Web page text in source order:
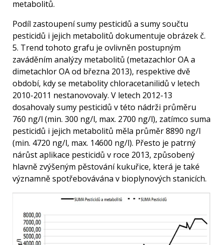
metabolitů.
Podíl zastoupení sumy pesticidů a sumy součtu
pesticidů i jejich metabolitů dokumentuje obrázek č.
5. Trend tohoto grafu je ovlivněn postupným
zaváděním analýzy metabolitů (metazachlor OA a
dimetachlor OA od března 2013), respektive dvě
období, kdy se metabolity chloracetanilidů v letech
2010-2011 nestanovovaly. V letech 2012-13
dosahovaly sumy pesticidů v této nádrži průměru
760 ng/l (min. 300 ng/l, max. 2700 ng/l), zatímco suma
pesticidů i jejich metabolitů měla průměr 8890 ng/l
(min. 4720 ng/l, max. 14600 ng/l). Přesto je patrný
nárůst aplikace pesticidů v roce 2013, způsobený
hlavně zvýšeným pěstování kukuřice, která je také
významně spotřebovávána v bioplynových stanicích.